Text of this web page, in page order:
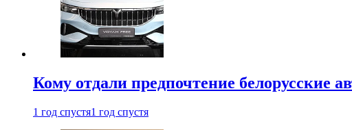
Кому отдали предпочтение белорусские
1 год спустя1 год спустя